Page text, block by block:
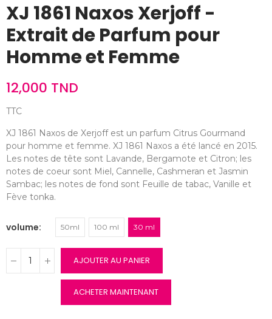
XJ 1861 Naxos Xerjoff -
Extrait de Parfum pour
Homme et Femme
12,000 TND
TTC
XJ 1861 Naxos de Xerjoff est un parfum Citrus Gourmand
pour homme et femme. XJ 1861 Naxos a été lancé en 2015.
Les notes de tête sont Lavande, Bergamote et Citron; les
notes de coeur sont Miel, Cannelle, Cashmeran et Jasmin
Sambac; les notes de fond sont Feuille de tabac, Vanille et
Fève tonka.
volume 50ml 100 ml 30 ml
AJOUTER AU PANIER
ACHETER MAINTENANT